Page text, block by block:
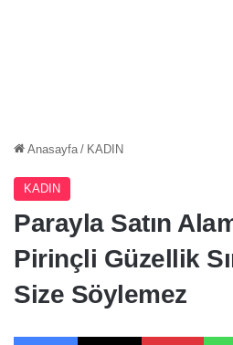
Anasayfa / KADIN
KADIN
Parayla Satın
Pirinçli Güzellik
Size Söylemez
Facebook X